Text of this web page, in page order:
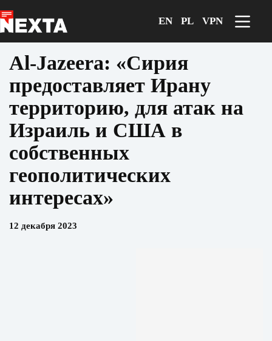
к
сути
EN PL VPN
Al-Jazeera: «Сирия
предоставляет Ирану
территорию, для атак на
Израиль и США в
собственных
геополитических
интересах»
12 декабря 2023